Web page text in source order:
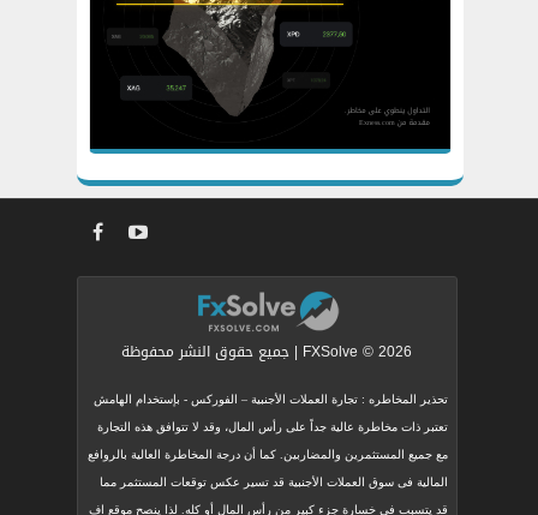
FXSolve © 2026 | جميع حقوق النشر محفوظة
تحذير المخاطره : تجارة العملات الأجنبية – الفوركس - بإستخدام الهامش
تعتبر ذات مخاطرة عالية جداً على رأس المال، وقد لا تتوافق هذه التجارة
مع جميع المستثمرين والمضاربين. كما أن درجة المخاطرة العالية بالروافع
المالية فى سوق العملات الأجنبية قد تسير عكس توقعات المستثمر مما
قد يتسبب في خسارة جزء كبير من رأس المال أو كله. لذا ينصح موقع اف